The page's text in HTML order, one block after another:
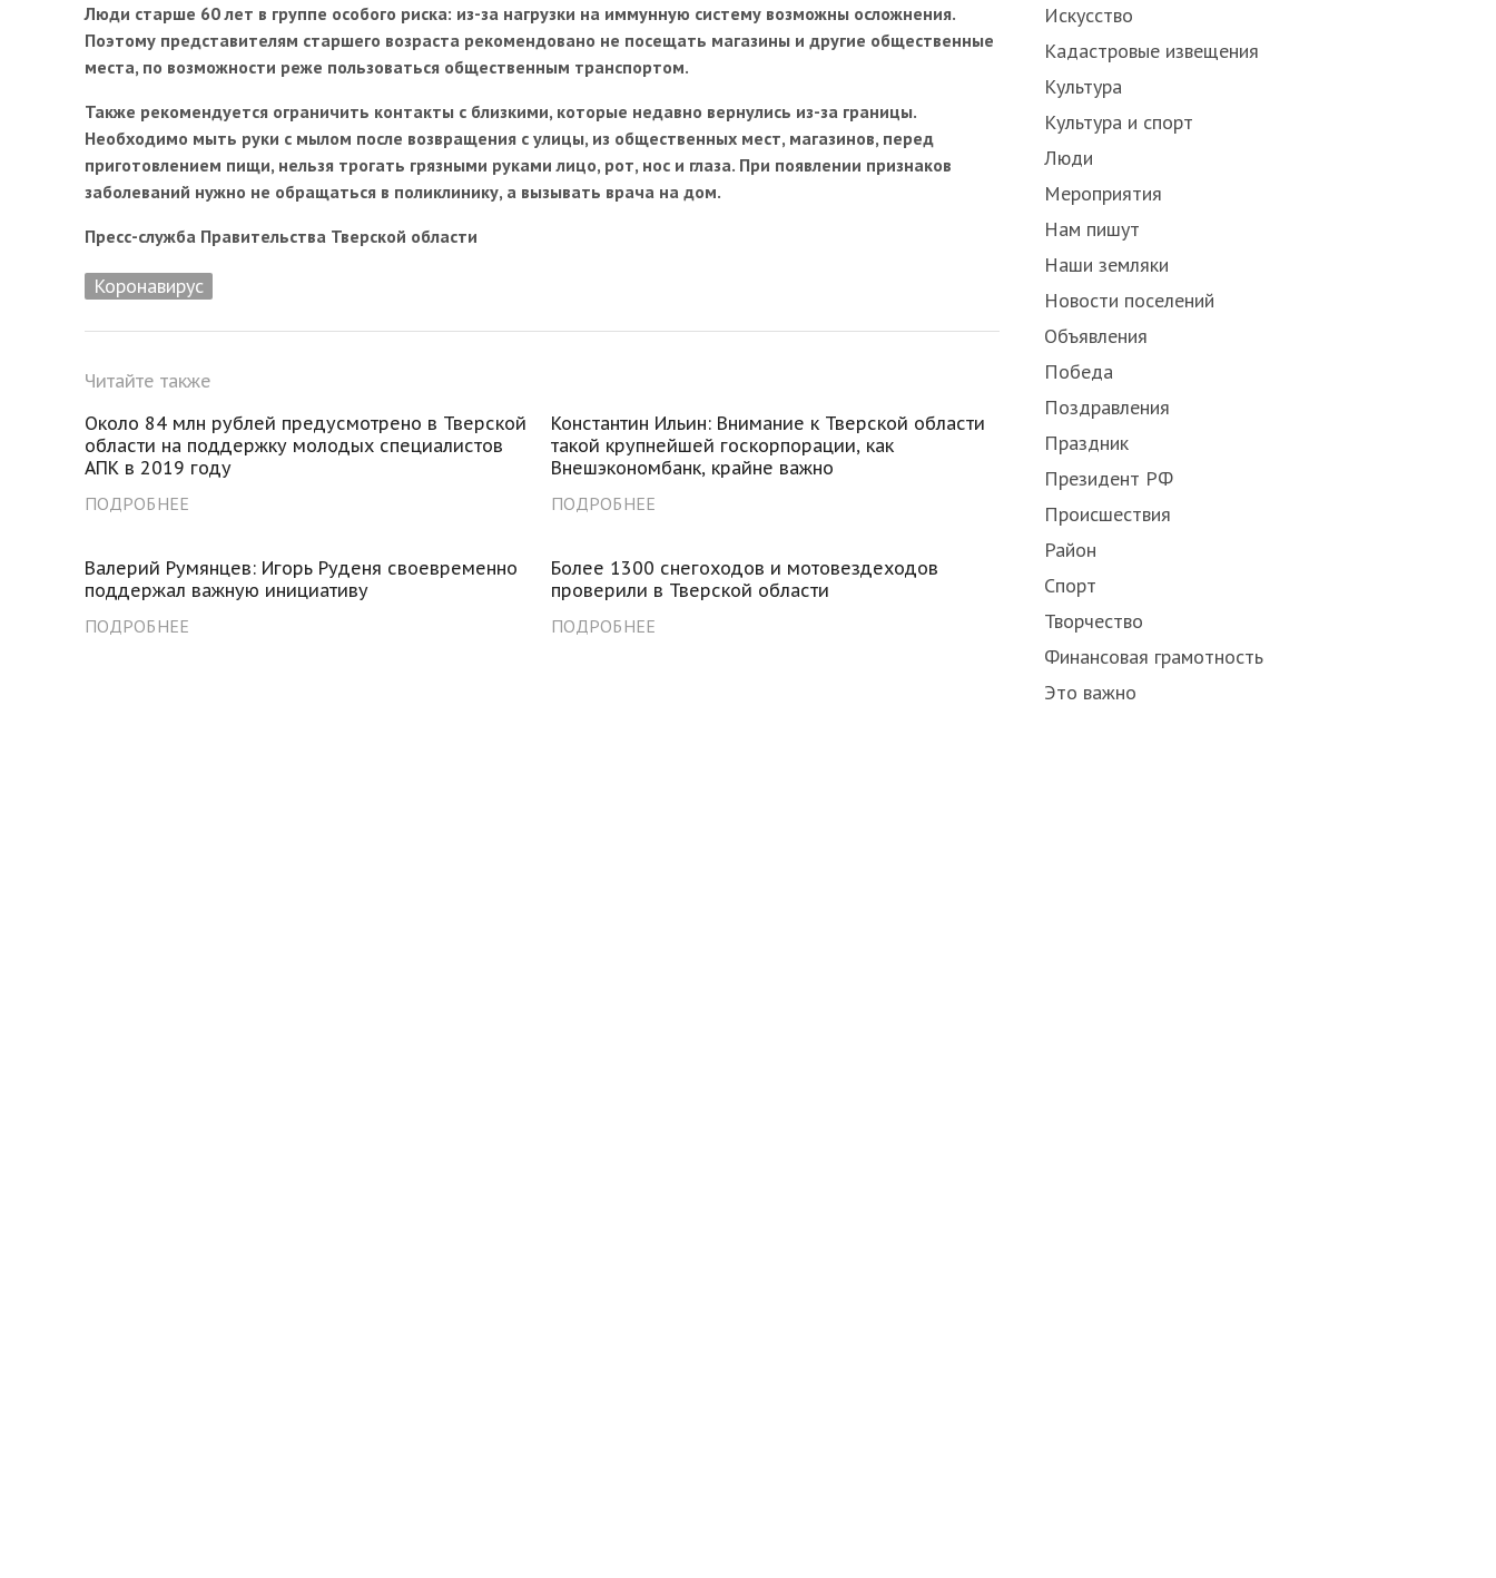
Люди старше 60 лет в группе особого риска: из-за нагрузки на иммунную систему возможны осложнения.
Поэтому представителям старшего возраста рекомендовано не посещать магазины и другие общественные
места, по возможности реже пользоваться общественным транспортом.
Также рекомендуется ограничить контакты с близкими, которые недавно вернулись из-за границы.
Необходимо мыть руки с мылом после возвращения с улицы, из общественных мест, магазинов, перед
приготовлением пищи, нельзя трогать грязными руками лицо, рот, нос и глаза. При появлении признаков
заболеваний нужно не обращаться в поликлинику, а вызывать врача на дом.
Пресс-служба Правительства Тверской области
Коронавирус
Читайте также
Около 84 млн рублей предусмотрено в Тверской
области на поддержку молодых специалистов
АПК в 2019 году
ПОДРОБНЕЕ
Константин Ильин: Внимание к Тверской области
такой крупнейшей госкорпорации, как
Внешэкономбанк, крайне важно
ПОДРОБНЕЕ
Валерий Румянцев: Игорь Руденя своевременно
поддержал важную инициативу
ПОДРОБНЕЕ
Более 1300 снегоходов и мотовездеходов
проверили в Тверской области
ПОДРОБНЕЕ
Искусство
Кадастровые извещения
Культура
Культура и спорт
Люди
Мероприятия
Нам пишут
Наши земляки
Новости поселений
Объявления
Победа
Поздравления
Праздник
Президент РФ
Происшествия
Район
Спорт
Творчество
Финансовая грамотность
Это важно